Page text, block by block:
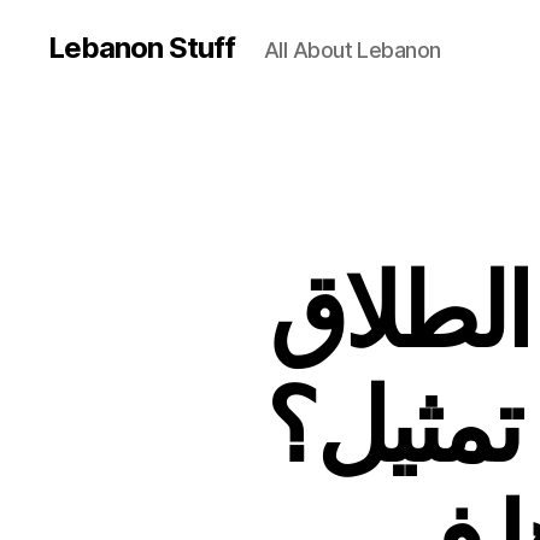
Lebanon Stuff All About Lebanon